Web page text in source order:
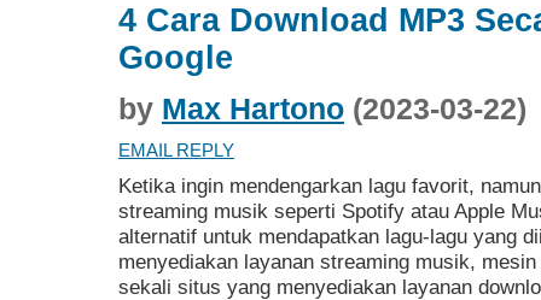
4 Cara Download MP3
Google
by Max Hartono (2023-03-22)
EMAIL REPLY
Ketika ingin mendengarkan lagu favorit,
streaming musik seperti Spotify atau Apple
alternatif untuk mendapatkan lagu-lagu yang
menyediakan layanan streaming musik,
sekali situs yang menyediakan layanan